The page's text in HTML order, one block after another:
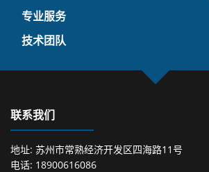
专业服务
技术团队
联系我们
地址: 苏州市常熟经济开发区四海路11号
电话: 18900616086